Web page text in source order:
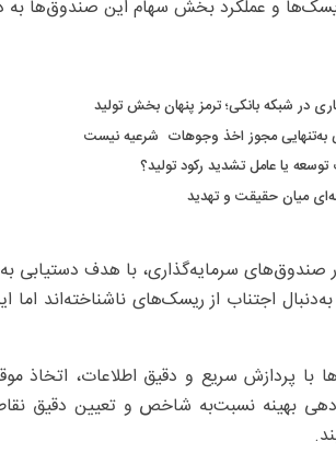
در شبکه بانکی؛ ترمز پنهان بخش تولید
به‌تنهایی مجوز اخذ وجوهات شرعیه نیست
یا عامل تشدید رکود تولید؟
میان حقیقت و تهدید
سرمایه‌گذاری، با هدف دستیابی
اجتناب از ریسک‌های ناشناخته‌اند اما
با پردازش سریع و دقیق اطلاعات،
بهینه نسبت‌به شاخص و تعیین دقیق نقاط